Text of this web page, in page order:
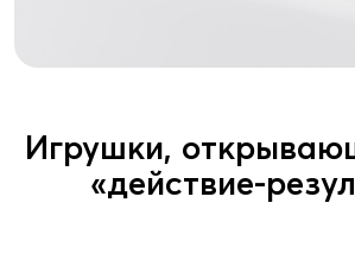
Игрушки,
«действие-